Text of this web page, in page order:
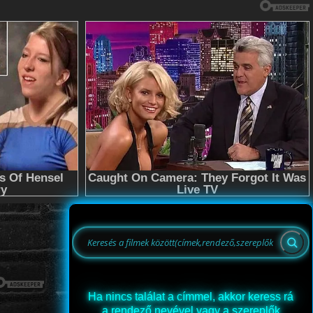
Ha nincs találat a címmel, akkor keress rá
a rendező nevével vagy a szereplők